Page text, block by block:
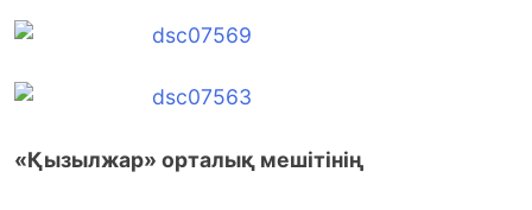
«Қызылжар» орталық мешітінің